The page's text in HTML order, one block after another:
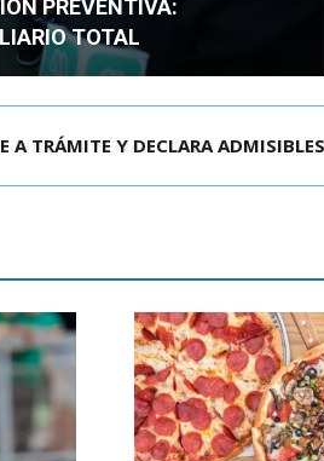
PREVENTIVA:
TOTAL
A TRÁMITE Y DECLARA